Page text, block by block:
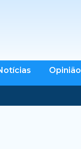
Opinião